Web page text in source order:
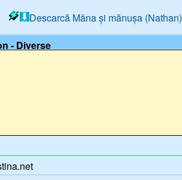
Descarcă Mâna și mănușa (Nathan)
- Diverse